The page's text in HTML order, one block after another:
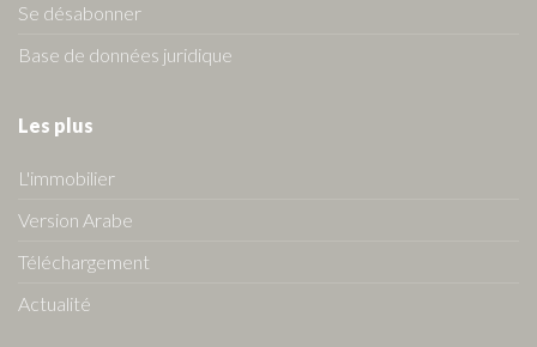
Se désabonner
Base de données juridique
Les plus
L'immobilier
Version Arabe
Téléchargement
Actualité